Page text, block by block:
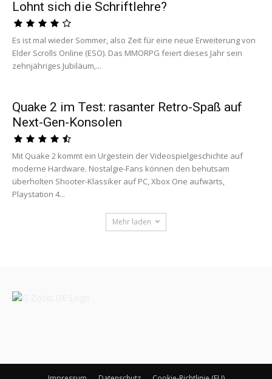
Lohnt sich die Schriftlehre?
Es ist mal wieder Sommer, also Zeit für eine neue Erweiterung von
Elder Scrolls Online (ESO). Das MMORPG feiert dieses Jahr sein
zehnjähriges Jubiläum,...
Quake 2 im Test: rasanter Retro-Spaß auf
Next-Gen-Konsolen
Mit Quake 2 kommt ein Urgestein der Videospielgeschichte auf
moderne Hardware. Nostalgie-Fans können den behutsam
überholten Shooter-Klassiker auf PC, Xbox One aufwärts,
Playstation 4...
Mehr laden